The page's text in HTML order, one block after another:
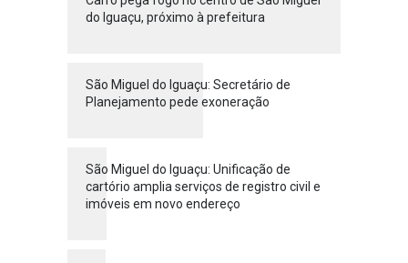
do Iguaçu, próximo à prefeitura
São Miguel do Iguaçu: Secretário de
Planejamento pede exoneração
São Miguel do Iguaçu: Unificação de
cartório amplia serviços de registro civil e
imóveis em novo endereço